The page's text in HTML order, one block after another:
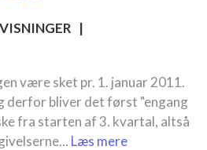
|
være sket pr. 1. januar 2011.
derfor bliver det først "engang
fra starten af 3. kvartal, altså
Læs mere